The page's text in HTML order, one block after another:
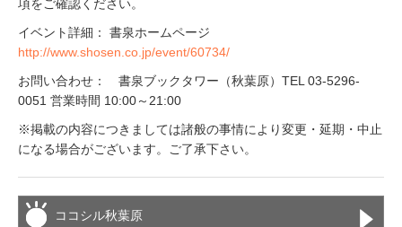
項をご確認ください。
イベント詳細： 書泉ホームページ
http://www.shosen.co.jp/event/60734/
お問い合わせ： 書泉ブックタワー（秋葉原）TEL 03-5296-
0051 営業時間 10:00～21:00
※掲載の内容につきましては諸般の事情により変更・延期・中止
になる場合がございます。ご了承下さい。
ココシル秋葉原